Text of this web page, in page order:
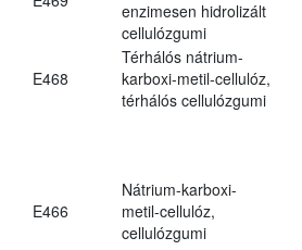
enzimesen hidrolizált
cellulózgumi
E468
Térhálós nátrium-
karboxi-metil-cellulóz,
térhálós cellulózgumi
E466
Nátrium-karboxi-
metil-cellulóz,
cellulózgumi